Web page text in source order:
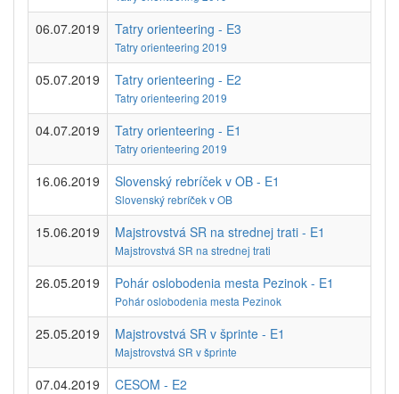
06.07.2019 Tatry orienteering - E3
Tatry orienteering 2019
05.07.2019 Tatry orienteering - E2
Tatry orienteering 2019
04.07.2019 Tatry orienteering - E1
Tatry orienteering 2019
16.06.2019 Slovenský rebríček v OB - E1
Slovenský rebríček v OB
15.06.2019 Majstrovstvá SR na strednej trati - E1
Majstrovstvá SR na strednej trati
26.05.2019 Pohár oslobodenia mesta Pezinok - E1
Pohár oslobodenia mesta Pezinok
25.05.2019 Majstrovstvá SR v šprinte - E1
Majstrovstvá SR v šprinte
07.04.2019 CESOM - E2